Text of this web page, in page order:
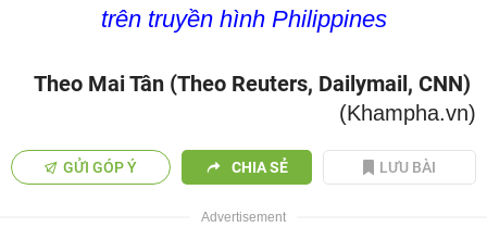
trên truyền hình Philippines
Theo Mai Tân (Theo Reuters, Dailymail, CNN)
(Khampha.vn)
GỬI GÓP Ý CHIA SẺ LƯU BÀI